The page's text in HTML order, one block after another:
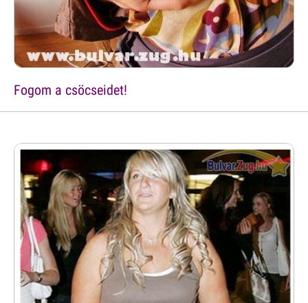
Fogom a csöcseidet!